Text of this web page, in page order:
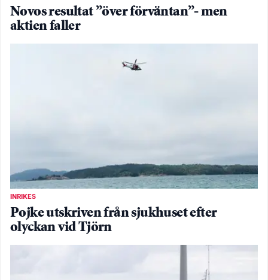
Novos resultat ”över förväntan”- men
aktien faller
INRIKES
Pojke utskriven från sjukhuset efter
olyckan vid Tjörn